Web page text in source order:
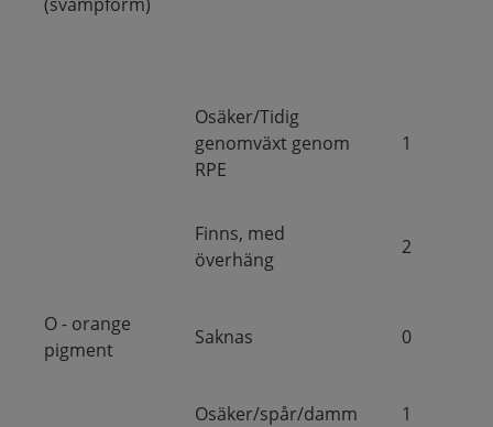
Osäker/Tidig
genomväxt genom
RPE
1
Finns, med
överhäng
2
O - orange
pigment
Saknas 0
Osäker/spår/damm 1